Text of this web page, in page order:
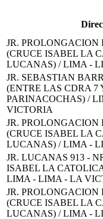
JR. PROLONGACION
(CRUCE ISABEL LA
LUCANAS) / LIMA -
JR. SEBASTIAN
(ENTRE LAS CDRA 7
PARINACOCHAS) /
VICTORIA
JR. PROLONGACION
(CRUCE ISABEL LA
LUCANAS) / LIMA -
JR. LUCANAS 913 -
ISABEL LA
LIMA - LIMA - LA
JR. PROLONGACION
(CRUCE ISABEL LA
LUCANAS) / LIMA -